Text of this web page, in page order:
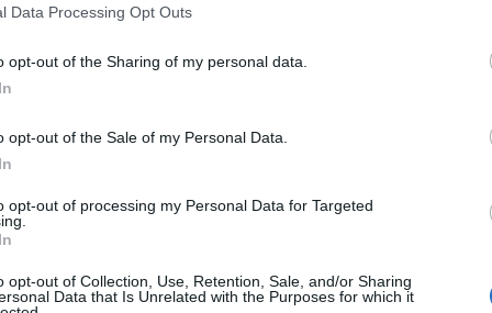
Data Processing Opt Outs
opt-out of the Sharing of my personal data.
opt-out of the Sale of my Personal Data.
opt-out of processing my Personal Data for Targeted
opt-out of Collection, Use, Retention, Sale, and/or Sharing
Data that Is Unrelated with the Purposes for which it
της Βόρειας Θάλασσας
από το ρωσικό φυσικό αέριο μέσω
υγροποιημένου φυσικού αερίου
στις αναταράξεις των θαλάσσιων